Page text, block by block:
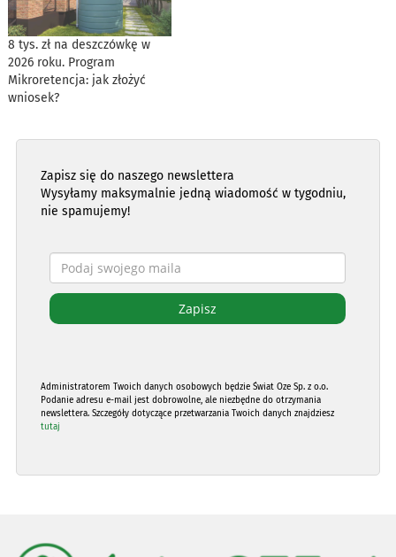
8 tys. zł na deszczówkę w
2026 roku. Program
Mikroretencja: jak złożyć
wniosek?
Zapisz się do naszego newslettera
Wysyłamy maksymalnie jedną wiadomość w tygodniu,
nie spamujemy!
Administratorem Twoich danych osobowych będzie Świat Oze Sp. z o.o.
Podanie adresu e-mail jest dobrowolne, ale niezbędne do otrzymania
newslettera. Szczegóły dotyczące przetwarzania Twoich danych znajdziesz
tutaj